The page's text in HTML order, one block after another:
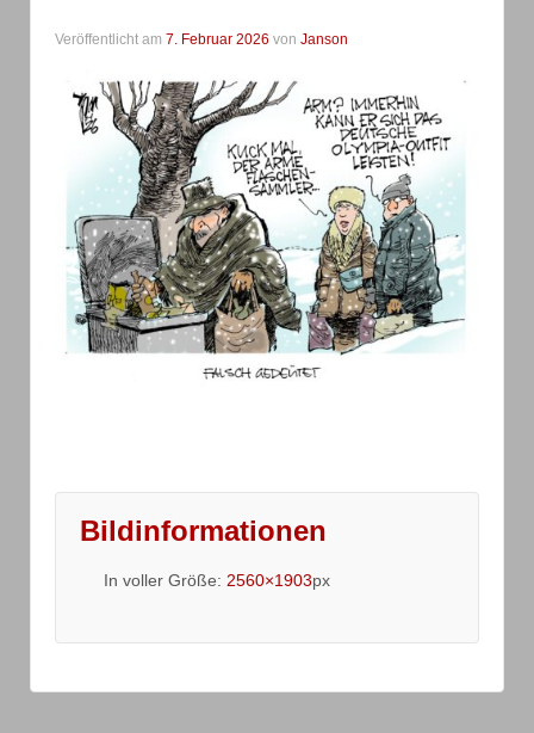
Veröffentlicht am 7. Februar 2026 von Janson
Bildinformationen
In voller Größe: 2560×1903px